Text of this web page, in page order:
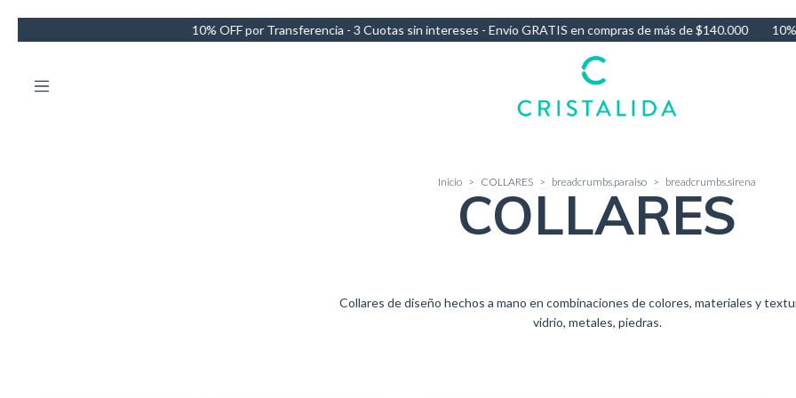
OFF por Transferencia - 3 Cuotas sin intereses - Envío GRATIS en compras de más de $140.000 10% OFF por Transferencia - 3 Cuotas sin
Inicio > COLLARES > breadcrumbs.paraiso > breadcrumbs.sirena
COLLARES
Collares de diseño hechos a mano en combinaciones de colores, materiales y
vidrio, metales, piedras.